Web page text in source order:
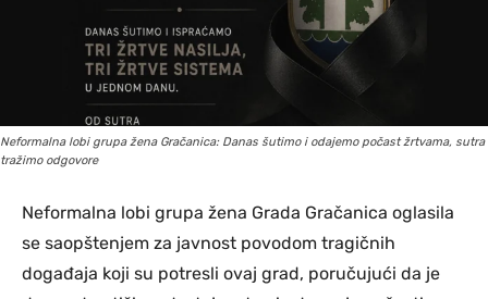
Neformalna lobi grupa žena Gračanica: Danas šutimo i odajemo počast žrtvama, sutra
tražimo odgovore
Neformalna lobi grupa žena Grada Gračanica oglasila
se saopštenjem za javnost povodom tragičnih
događaja koji su potresli ovaj grad, poručujući da je